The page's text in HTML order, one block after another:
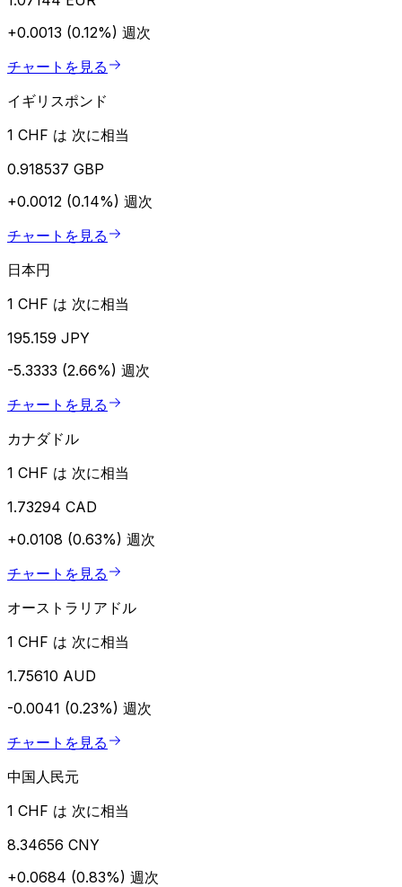
+0.0013 (0.12%) 週次
チャートを見る
イギリスポンド
1 CHF は 次に相当
0.918537 GBP
+0.0012 (0.14%) 週次
チャートを見る
日本円
1 CHF は 次に相当
195.159 JPY
-5.3333 (2.66%) 週次
チャートを見る
カナダドル
1 CHF は 次に相当
1.73294 CAD
+0.0108 (0.63%) 週次
チャートを見る
オーストラリアドル
1 CHF は 次に相当
1.75610 AUD
-0.0041 (0.23%) 週次
チャートを見る
中国人民元
1 CHF は 次に相当
8.34656 CNY
+0.0684 (0.83%) 週次